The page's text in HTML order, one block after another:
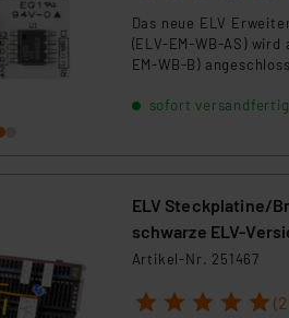
Das neue ELV
(ELV-EM-WB-AS)
EM-WB-B)
sofort
ELV Steckplatine/
schwarze ELV-
Artikel-Nr. 251467
1 2 3 4 5